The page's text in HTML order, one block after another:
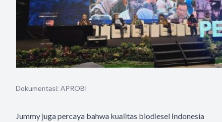
Dokumentasi: APROBI
Jummy juga percaya bahwa kualitas biodiesel Indonesia